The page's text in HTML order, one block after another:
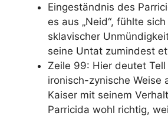
Eingeständnis des
es aus „Neid“, fühlte
sklavischer
seine Untat zumindest
Zeile 99: Hier deutet
ironisch-zynische Weise
Kaiser mit seinem
Parricida wohl richtig,